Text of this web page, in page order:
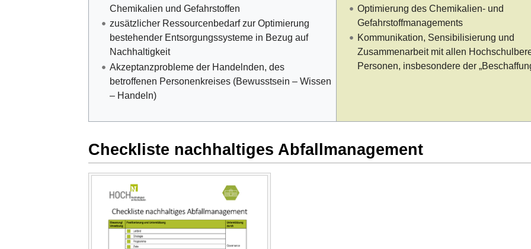
Chemikalien und Gefahrstoffen
zusätzlicher Ressourcenbedarf zur Optimierung
bestehender Entsorgungssysteme in Bezug auf
Nachhaltigkeit
Akzeptanzprobleme der Handelnden, des
betroffenen Personenkreises (Bewusstsein – Wissen
– Handeln)
Optimierung des Chemikalien- und
Gefahrstoffmanagements
Kommunikation, Sensibilisierung und
Zusammenarbeit mit allen
Personen, insbesondere der
Checkliste nachhaltiges Abfallmanagement